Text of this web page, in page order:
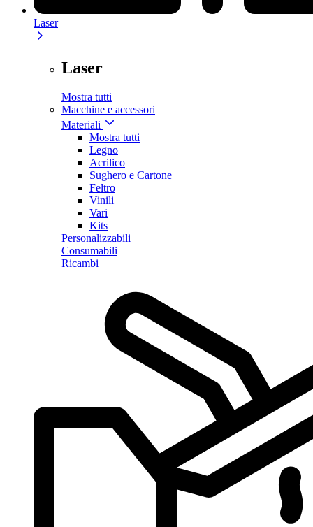
Laser
Laser
Mostra tutti
Macchine e accessori
Materiali
Mostra tutti
Legno
Acrilico
Sughero e Cartone
Feltro
Vinili
Vari
Kits
Personalizzabili
Consumabili
Ricambi